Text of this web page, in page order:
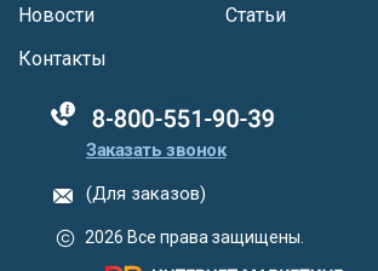
Новости
Статьи
Контакты
88005555550
Заказать звонок
(Для заказов)
2026 Все права защищены.